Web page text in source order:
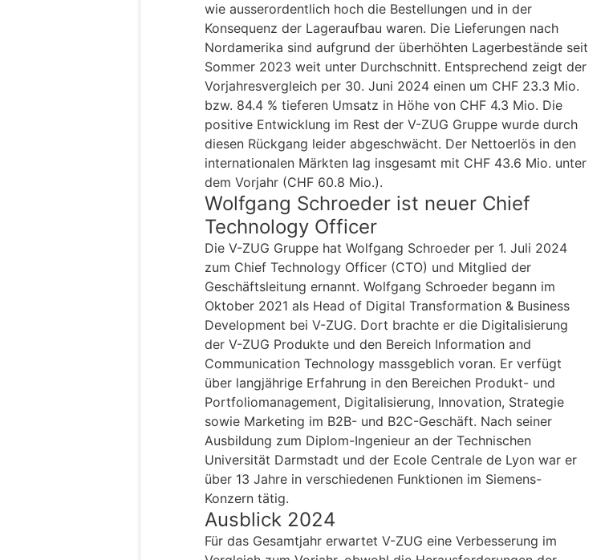
wie ausserordentlich hoch die Bestellungen und in der
Konsequenz der Lageraufbau waren. Die Lieferungen nach
Nordamerika sind aufgrund der überhöhten Lagerbestände seit
Sommer 2023 weit unter Durchschnitt. Entsprechend zeigt der
Vorjahresvergleich per 30. Juni 2024 einen um CHF 23.3 Mio.
bzw. 84.4 % tieferen Umsatz in Höhe von CHF 4.3 Mio. Die
positive Entwicklung im Rest der V-ZUG Gruppe wurde durch
diesen Rückgang leider abgeschwächt. Der Nettoerlös in den
internationalen Märkten lag insgesamt mit CHF 43.6 Mio. unter
dem Vorjahr (CHF 60.8 Mio.).
Wolfgang Schroeder ist neuer Chief
Technology Officer
Die V-ZUG Gruppe hat Wolfgang Schroeder per 1. Juli 2024
zum Chief Technology Officer (CTO) und Mitglied der
Geschäftsleitung ernannt. Wolfgang Schroeder begann im
Oktober 2021 als Head of Digital Transformation & Business
Development bei V-ZUG. Dort brachte er die Digitalisierung
der V-ZUG Produkte und den Bereich Information and
Communication Technology massgeblich voran. Er verfügt
über langjährige Erfahrung in den Bereichen Produkt- und
Portfoliomanagement, Digitalisierung, Innovation, Strategie
sowie Marketing im B2B- und B2C-Geschäft. Nach seiner
Ausbildung zum Diplom-Ingenieur an der Technischen
Universität Darmstadt und der Ecole Centrale de Lyon war er
über 13 Jahre in verschiedenen Funktionen im Siemens-
Konzern tätig.
Ausblick 2024
Für das Gesamtjahr erwartet V-ZUG eine Verbesserung im